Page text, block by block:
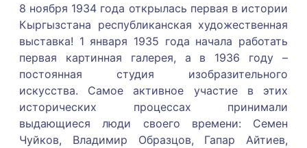
8 ноября 1934 года открылась первая в истории
Кыргызстана республиканская художественная
выставка! 1 января 1935 года начала работать
первая картинная галерея, а в 1936 году –
постоянная студия изобразительного
искусства. Самое активное участие в этих
исторических процессах принимали
выдающиеся люди своего времени: Семен
Чуйков, Владимир Образцов, Гапар Айтиев,